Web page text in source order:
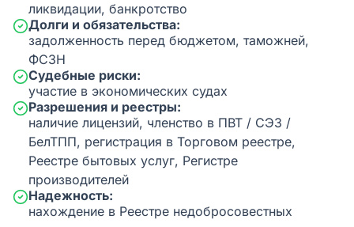
ликвидации, банкротство
Долги и обязательства:
задолженность перед бюджетом, таможней,
ФСЗН
Судебные риски:
участие в экономических судах
Разрешения и реестры:
наличие лицензий, членство в ПВТ / СЭЗ /
БелТПП, регистрация в Торговом реестре,
Реестре бытовых услуг, Регистре
производителей
Надежность:
нахождение в Реестре недобросовестных